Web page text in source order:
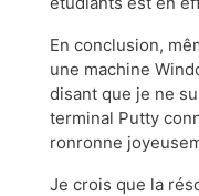
En conclusion,
une machine
disant que je ne
terminal Putty
ronronne
Je crois que la